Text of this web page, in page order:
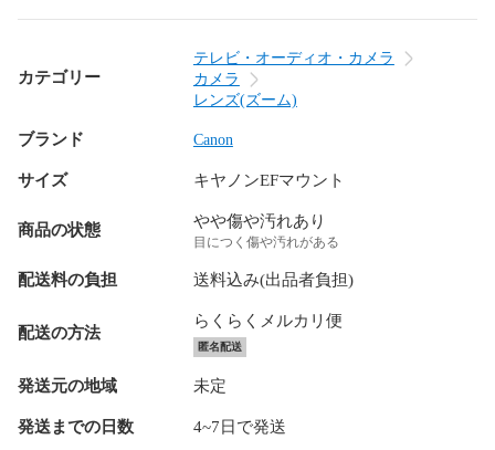
カテゴリー
テレビ・オーディオ・カメラ
カメラ
レンズ(ズーム)
ブランド Canon
サイズ キヤノンEFマウント
商品の状態 やや傷や汚れあり
目につく傷や汚れがある
配送料の負担 送料込み(出品者負担)
配送の方法
らくらくメルカリ便
匿名配送
発送元の地域 未定
発送までの日数 4~7日で発送